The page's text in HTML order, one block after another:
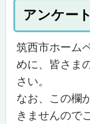
アンケート
筑西市ホーム
めに、皆さま
さい。
なお、この欄
きませんので